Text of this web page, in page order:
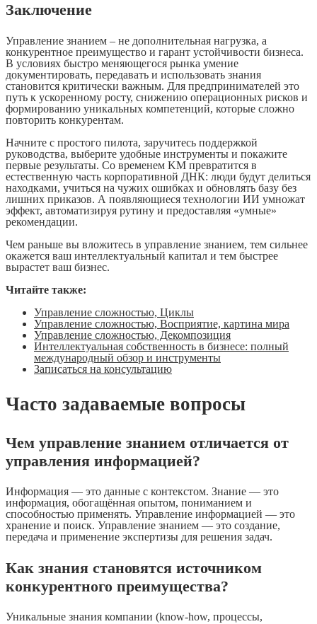
Заключение
Управление знанием – не дополнительная нагрузка, а
конкурентное преимущество и гарант устойчивости бизнеса.
В условиях быстро меняющегося рынка умение
документировать, передавать и использовать знания
становится критически важным. Для предпринимателей это
путь к ускоренному росту, снижению операционных рисков и
формированию уникальных компетенций, которые сложно
повторить конкурентам.
Начните с простого пилота, заручитесь поддержкой
руководства, выберите удобные инструменты и покажите
первые результаты. Со временем KM превратится в
естественную часть корпоративной ДНК: люди будут делиться
находками, учиться на чужих ошибках и обновлять базу без
лишних приказов. А появляющиеся технологии ИИ умножат
эффект, автоматизируя рутину и предоставляя «умные»
рекомендации.
Чем раньше вы вложитесь в управление знанием, тем сильнее
окажется ваш интеллектуальный капитал и тем быстрее
вырастет ваш бизнес.
Читайте также:
Управление сложностью, Циклы
Управление сложностью, Восприятие, картина мира
Управление сложностью, Декомпозиция
Интеллектуальная собственность в бизнесе: полный
международный обзор и инструменты
Записаться на консультацию
Часто задаваемые вопросы
Чем управление знанием отличается от
управления информацией?
Информация — это данные с контекстом. Знание — это
информация, обогащённая опытом, пониманием и
способностью применять. Управление информацией — это
хранение и поиск. Управление знанием — это создание,
передача и применение экспертизы для решения задач.
Как знания становятся источником
конкурентного преимущества?
Уникальные знания компании (know-how, процессы,